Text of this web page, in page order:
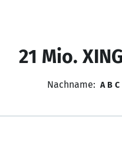
21 Mio.
Nachname: A B C